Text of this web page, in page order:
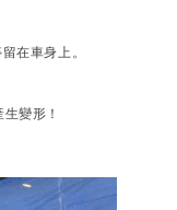
在車身上。
變形！